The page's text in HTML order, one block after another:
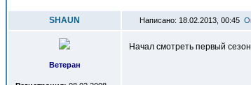
SHAUN Написано: 18.02.2013, 00:45
Ветеран
Начал смотреть первый сезон